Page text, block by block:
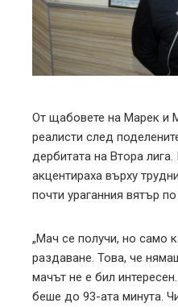
От щабовете на Марек и
реалисти след
дербитата на Втора
акцентираха върху
почти ураганния вятър
„Мач се получи, но само
раздаване. Това, че
мачът не е бил
беше до 93-ата минута.